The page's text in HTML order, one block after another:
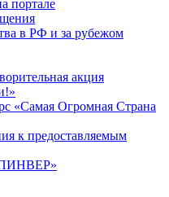
портале
в РФ и за рубежом
акция
«Самая Огромная Страна
к предоставляемым